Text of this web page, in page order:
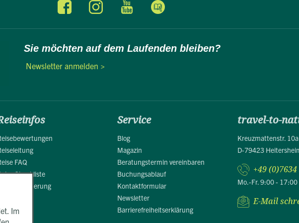
Sie möchten auf dem Laufenden bleiben?
Newsletter anmelden >
FAQ
Checkliste
Reiseversicherung
Service
Blog
Magazin
Beratungstermin vereinbaren
Buchungsablauf
Kontaktformular
Newsletter
Barrierefreiheitserklärung
travel-to-
Kreuzmattenstr. 10a
D-79423
+49
Mo.-Fr. 9:00 -
E-Mail
Im